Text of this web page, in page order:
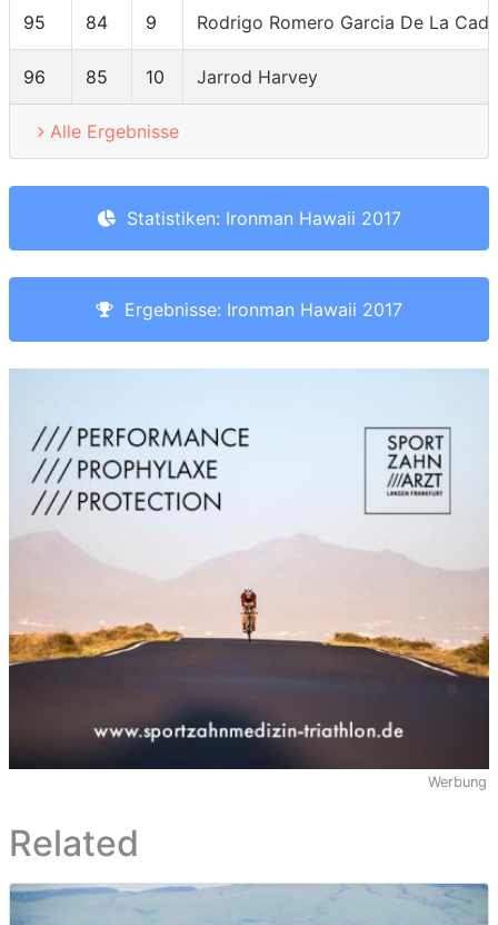
95 84 9 Rodrigo Romero Garcia De La
96 85 10 Jarrod Harvey
Alle Ergebnisse
Statistiken: Ironman Hawaii 2017
Ergebnisse: Ironman Hawaii 2017
Werbung
Related